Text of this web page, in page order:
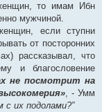
то имам Ибн
мужчиной.
если ступни
от посторонних
рассказывал, что
и благословение
не посмотрит на
, - Умм
их подолами?”